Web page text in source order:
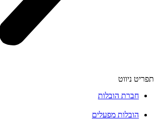
תפריט ניווט
חברת הובלות
הובלות מפעלים